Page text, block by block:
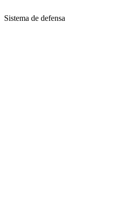
Sistema de defensa